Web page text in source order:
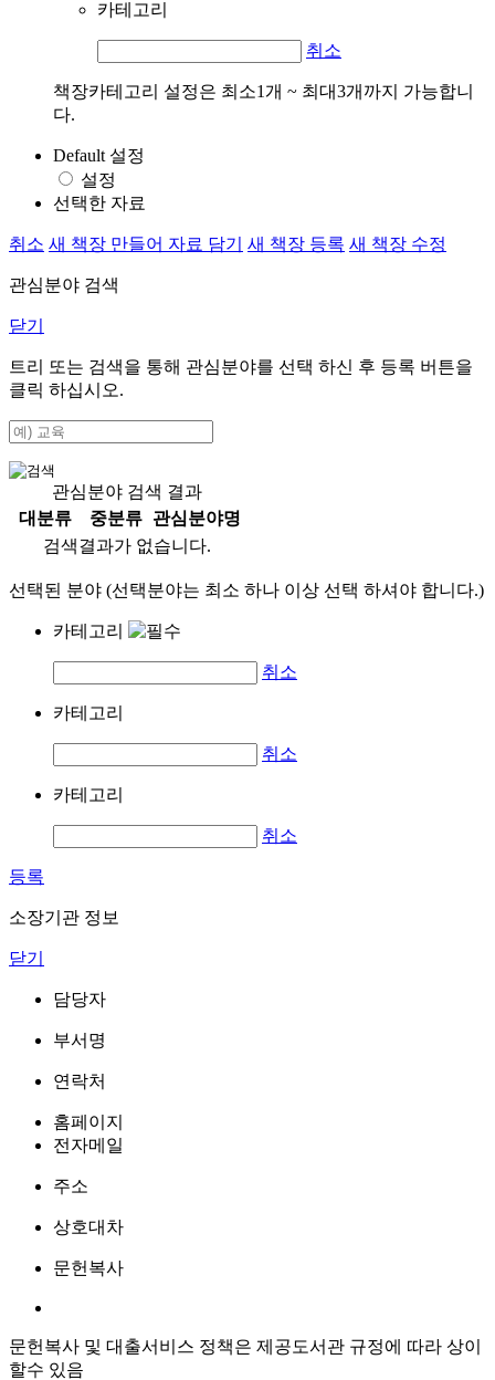
카테고리
취소
책장카테고리 설정은 최소1개 ~ 최대3개까지 가능합니
다.
Default 설정
설정
선택한 자료
취소 새 책장 만들어 자료 담기 새 책장 등록 새 책장 수정
관심분야 검색
닫기
트리 또는 검색을 통해 관심분야를 선택 하신 후 등록 버튼을
클릭 하십시오.
관심분야 검색 결과
대분류
중분류
관심분야명
검색결과가 없습니다.
선택된 분야 (선택분야는 최소 하나 이상 선택 하셔야 합니다.)
카테고리
취소
카테고리
취소
카테고리
취소
등록
소장기관 정보
닫기
담당자
부서명
연락처
홈페이지
전자메일
주소
상호대차
문헌복사
문헌복사 및 대출서비스 정책은 제공도서관 규정에 따라 상이
할수 있음